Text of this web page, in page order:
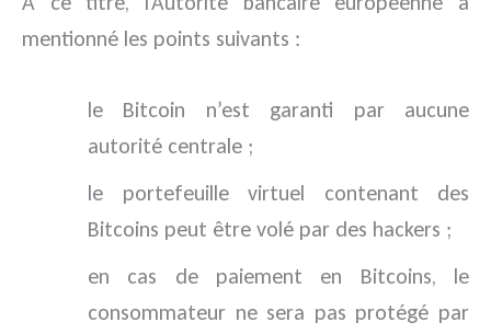
mentionné les points suivants :
le Bitcoin n’est garanti par aucune
autorité centrale ;
le portefeuille virtuel contenant des
Bitcoins peut être volé par des hackers ;
en cas de paiement en Bitcoins, le
consommateur ne sera pas protégé par